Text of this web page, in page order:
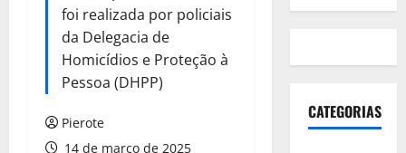
foi realizada por policiais
da Delegacia de
Homicídios e Proteção à
Pessoa (DHPP)
Pierote
14 de março de 2025
CATEGORIAS